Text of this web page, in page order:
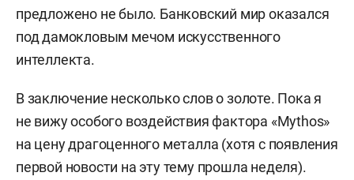
предложено не было. Банковский мир оказался
под дамокловым мечом искусственного
интеллекта.
В заключение несколько слов о золоте. Пока я
не вижу особого воздействия фактора «Mythos»
на цену драгоценного металла (хотя с появления
первой новости на эту тему прошла неделя).